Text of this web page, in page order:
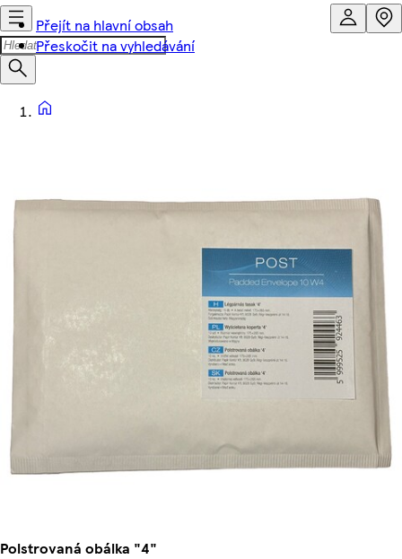
Přejít na hlavní obsah
Přeskočit na vyhledávání
Polstrovaná obálka "4"